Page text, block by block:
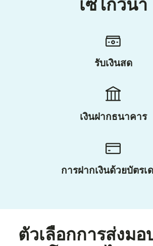
เซโกวีนา
รับเงินสด
เงินฝากธนาคาร
การฝากเงินด้วยบัตรเ
ตัวเลือกการส่งมอ